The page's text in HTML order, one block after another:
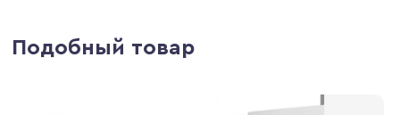
Подобный товар